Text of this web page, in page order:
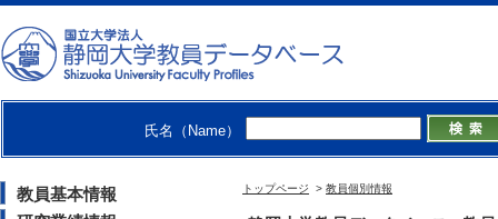
氏名（Name）
教員基本情報
トップページ > 教員個別情報
[備考] 支援先(デ
[5]. 技術相談:食品
[備考] 活動内容(
染評価法の相談と